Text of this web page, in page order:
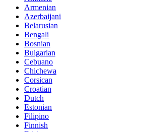
Armenian
Azerbaijani
Belarusian
Bengali
Bosnian
Bulgarian
Cebuano
Chichewa
Corsican
Croatian
Dutch
Estonian
Filipino
Finnish